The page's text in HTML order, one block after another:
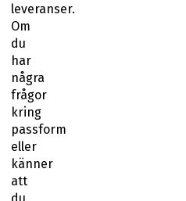
leveranser.
Om
du
har
några
frågor
kring
passform
eller
känner
att
du